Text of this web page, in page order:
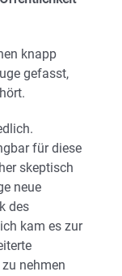
knapp
gefasst,
für diese
skeptisch
neue
des
kam es zur
nehmen